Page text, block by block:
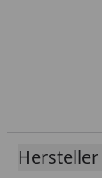
Hersteller